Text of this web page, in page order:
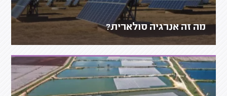
מה זה אנרגיה סולארית?